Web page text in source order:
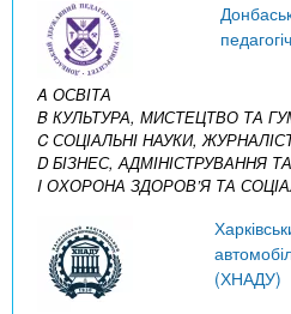
A ОСВІТА
B КУЛЬТУРА, МИСТЕЦТВО ТА
C СОЦІАЛЬНІ НАУКИ,
D БІЗНЕС, АДМІНІСТРУВАННЯ
I ОХОРОНА ЗДОРОВ’Я ТА
(ХНАДУ)